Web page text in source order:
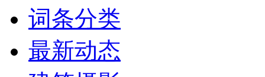
词条分类
最新动态